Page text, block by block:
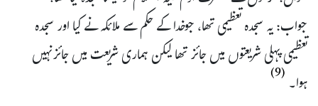
جواب: یہ سجدہ تعظیمی تھا، جوخدا کے حکم سے ملائکہ نے کیا اور سجدہ
تعظیمی پہلی شریعتوں میں جائز تھا لیکن ہماری شریعت میں جائزنہیں
ہوا۔(9)